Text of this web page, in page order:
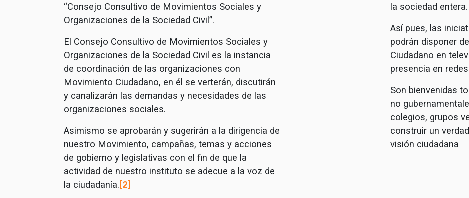
“Consejo Consultivo de Movimientos Sociales y
Organizaciones de la Sociedad Civil”.
El Consejo Consultivo de Movimientos Sociales y
Organizaciones de la Sociedad Civil es la instancia
de coordinación de las organizaciones con
Movimiento Ciudadano, en él se verterán, discutirán
y canalizarán las demandas y necesidades de las
organizaciones sociales.
Asimismo se aprobarán y sugerirán a la dirigencia de
nuestro Movimiento, campañas, temas y acciones
de gobierno y legislativas con el fin de que la
actividad de nuestro instituto se adecue a la voz de
la ciudadanía.[2]
la sociedad entera.
Así pues, las
podrán disponer
Ciudadano en
presencia en
Son bienvenidas
no
colegios, grupos
construir un
visión ciudadana